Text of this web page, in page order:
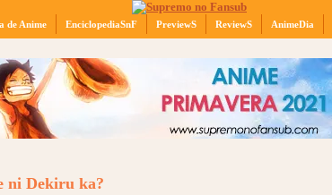
de Anime EnciclopediaSnF PreviewS ReviewS AnimeDia
ni Dekiru ka?